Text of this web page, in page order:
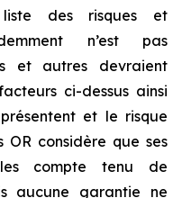
des risques et
n’est pas
et autres devraient
ci-dessus ainsi
et le risque
OR considère que ses
compte tenu de
aucune garantie ne